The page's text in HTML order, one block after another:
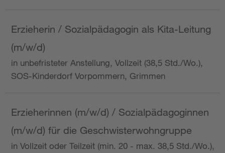
Erzieherin / Sozialpädagogin als Kita-Leitung
(m/w/d)
in unbefristeter Anstellung, Vollzeit (38,5 Std./Wo.),
SOS-Kinderdorf Vorpommern, Grimmen
Erzieherinnen (m/w/d) / Sozialpädagoginnen
(m/w/d) für die Geschwisterwohngruppe
in Vollzeit oder Teilzeit (min. 20 - max. 38,5 Std./Wo.),